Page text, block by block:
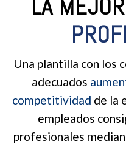
LA
Una plantilla con los
adecuados
competitividad de la
empleados
profesionales